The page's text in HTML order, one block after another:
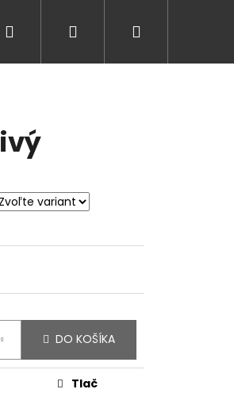
Hľadať Prihlásenie
DO KOŠÍKA
Tlač